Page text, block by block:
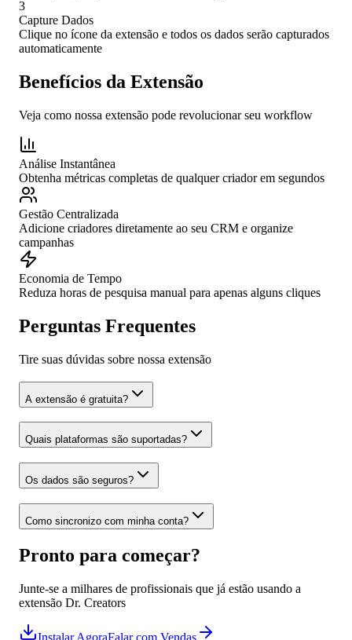
3
Capture Dados
Clique no ícone da extensão e todos os dados serão capturados
automaticamente
Benefícios da Extensão
Veja como nossa extensão pode revolucionar seu workflow
Análise Instantânea
Obtenha métricas completas de qualquer criador em segundos
Gestão Centralizada
Adicione criadores diretamente ao seu CRM e organize
campanhas
Economia de Tempo
Reduza horas de pesquisa manual para apenas alguns cliques
Perguntas Frequentes
Tire suas dúvidas sobre nossa extensão
A extensão é gratuita?
Quais plataformas são suportadas?
Os dados são seguros?
Como sincronizo com minha conta?
Pronto para começar?
Junte-se a milhares de profissionais que já estão usando a
extensão Dr. Creators
Instalar AgoraFalar com Vendas